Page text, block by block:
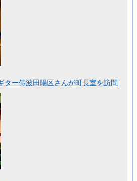
ター侍波田陽区さんが町長室を訪問